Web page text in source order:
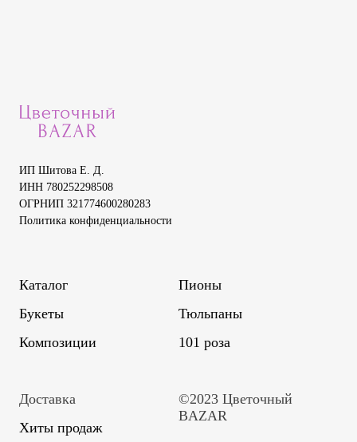
ИП Шитова Е. Д.
ИНН 780252298508
ОГРНИП 321774600280283
Политика конфиденциальности
Каталог
Букеты
Композиции
Пионы
Тюльпаны
101 роза
Доставка
Хиты продаж
©2023 Цветочный
BAZAR